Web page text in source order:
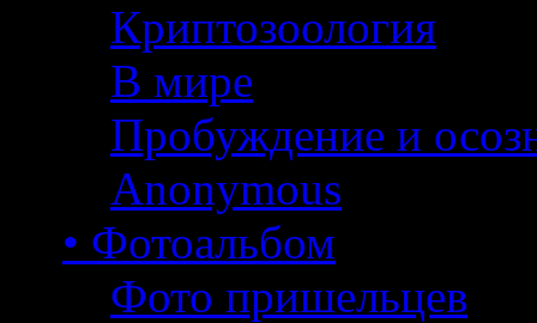
Криптозоология
В мире
Пробуждение и
Anonymous
• Фотоальбом
Фото пришельцев